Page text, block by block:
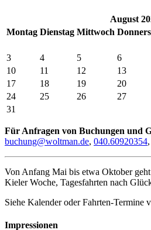
August
Montag Dienstag Mittwoch Do
3
4 5 6
10
11 12 13
17
18 19 20
24
25 26 27
31
Für Anfragen von Buchungen und
buchung@woltman.de, 040.60920354,
Von Anfang Mai bis etwa Oktober
Kieler Woche, Tagesfahrten nach
Siehe Kalender oder Fahrten-Termine
Impressionen